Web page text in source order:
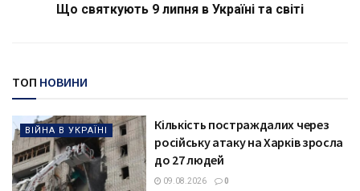
Що святкують 9 липня в Україні та світі
ТОП НОВИНИ
ВІЙНА В УКРАЇНІ
Кількість постраждалих через
російську атаку на Харків зросла
до 27 людей
09.08.2026 0